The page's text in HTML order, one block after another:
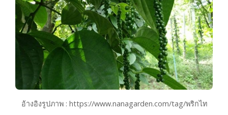
อ้างอิงรูปภาพ : https://www.nanagarden.com/tag/พริกไท